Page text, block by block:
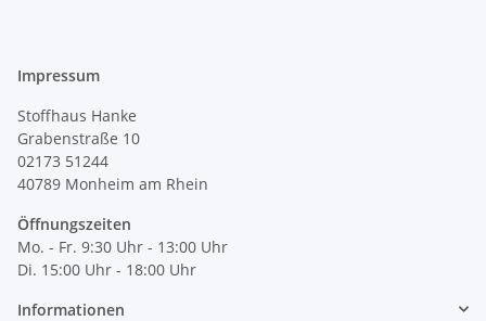
Impressum
Stoffhaus Hanke
Grabenstraße 10
02173 51244
40789 Monheim am Rhein
Öffnungszeiten
Mo. - Fr. 9:30 Uhr - 13:00 Uhr
Di. 15:00 Uhr - 18:00 Uhr
Informationen